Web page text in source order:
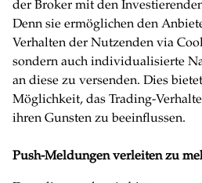
der Broker mit den
Denn sie ermöglichen den
Verhalten der Nutzenden via
sondern auch individualisierte
an diese zu versenden. Dies
Möglichkeit, das Trading-
ihren Gunsten zu beeinflussen.
Push-Meldungen verleiten zu